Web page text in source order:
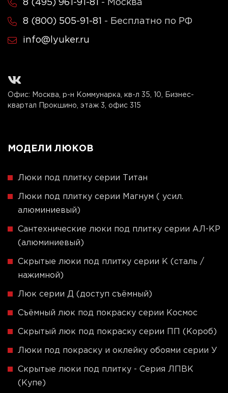
8 (495) 961-91-81 - Москва
8 (800) 505-91-81 - Бесплатно по РФ
info@lyuker.ru
Офис: Москва, р-н Коммунарка, кв-л 35, 10, Бизнес-
квартал Прокшино, этаж 3, офис 315
МОДЕЛИ ЛЮКОВ
Люки под плитку серии Титан
Люки под плитку серии Магнум ( усил.
алюминиевый)
Сантехнические люки под плитку серии АЛ-КР
(алюминиевый)
Скрытые люки под плитку серии K (сталь /
нажимной)
Люк серии Д (доступ съёмный)
Съёмный люк под покраску серии Космос
Скрытый люк под покраску серии ПП (Короб)
Люки под покраску и оклейку обоями серии У
Скрытые люки под плитку - Серия ЛПВК
(Купе)